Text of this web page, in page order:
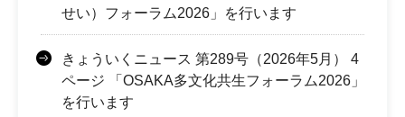
せい）フォーラム2026」を行います
きょういくニュース 第289号（2026年5月） 4
ページ 「OSAKA多文化共生フォーラム2026」
を行います